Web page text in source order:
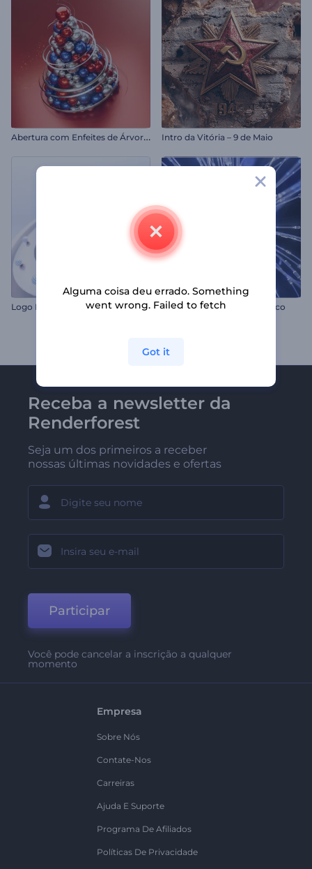
A
bertura com Enfeites de Árvore de Natal Intro da Vitória – 9 de Maio
Logo Revelador Meia-Esfera Introdução ao Orbe Quântico
Receba a newsletter da
Renderforest
Seja um dos primeiros a receber
nossas últimas novidades e ofertas
Participar
Você pode cancelar a inscrição a qualquer
momento
Empresa
Sobre Nós
Contate-Nos
Carreiras
Ajuda E Suporte
Programa De Afiliados
Políticas De Privacidade
Alguma coisa deu errado. Something
went wrong. Failed to fetch
Got it